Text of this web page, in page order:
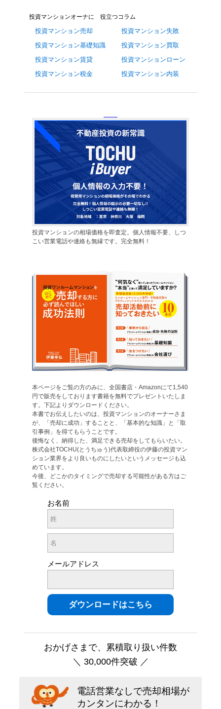
投資マンションオーナに 役立つコラム
投資マンション売却
投資マンション基礎知識
投資マンション賃貸
投資マンション税金
投資マンション失敗
投資マンション買取
投資マンションローン
投資マンション内装
投資マンションの相場価格を即査定。個人情報不要、しつ
こい営業電話や連絡も無縁です。完全無料！
本ページをご覧の方のみに、全国書店・Amazonにて1,540
円で販売をしております書籍を無料でプレゼントいたしま
す。下記よりダウンロードください。
本書でお伝えしたいのは、投資マンションのオーナーさま
が、「売却に成功」することと、「基本的な知識」と「取
引事例」を得てもらうことです。
後悔なく、納得した、満足できる売却をしてもらいたい。
株式会社TOCHU(とうちゅう)代表取締役の伊藤の投資マン
ション業界をより良いものにしたいというメッセージも込
めています。
今後、どこかのタイミングで売却する可能性がある方はご
覧ください。
お名前
メールアドレス
おかげさまで、累積取り扱い件数
＼ 30,000件突破 ／
電話営業なしで売却相場が
カンタンにわかる！